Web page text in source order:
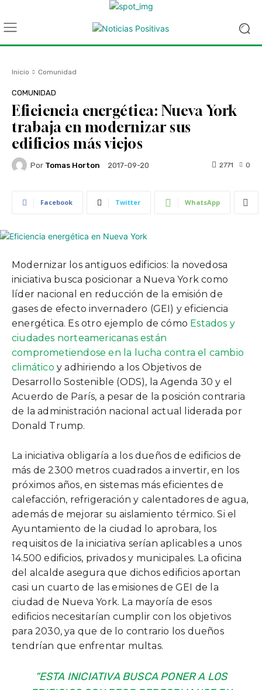
Inicio Comunidad
COMUNIDAD
Eficiencia energética: Nueva York
trabaja en modernizar sus
edificios más viejos
Por Tomas Horton 2017-09-20 0
2771
Facebook Twitter WhatsApp
Modernizar los antiguos edificios: la novedosa
iniciativa busca posicionar a Nueva York como
líder nacional en reducción de la emisión de
gases de efecto invernadero (GEI) y eficiencia
energética. Es otro ejemplo de cómo Estados y
ciudades norteamericanas están
comprometiendose en la lucha contra el cambio
climático y adhiriendo a los Objetivos de
Desarrollo Sostenible (ODS), la Agenda 30 y el
Acuerdo de París, a pesar de la posición contraria
de la administración nacional actual liderada por
Donald Trump.
La iniciativa obligaría a los dueños de edificios de
más de 2300 metros cuadrados a invertir, en los
próximos años, en sistemas más eficientes de
calefacción, refrigeración y calentadores de agua,
además de mejorar su aislamiento térmico. Si el
Ayuntamiento de la ciudad lo aprobara, los
requisitos de la iniciativa serían aplicables a unos
14.500 edificios, privados y municipales. La oficina
del alcalde asegura que dichos edificios aportan
casi un cuarto de las emisiones de GEI de la
ciudad de Nueva York. La mayoría de esos
edificios necesitarían cumplir con los objetivos
para 2030, ya que de lo contrario los dueños
tendrían que enfrentar multas.
“ESTA INICIATIVA BUSCA PONER A LOS